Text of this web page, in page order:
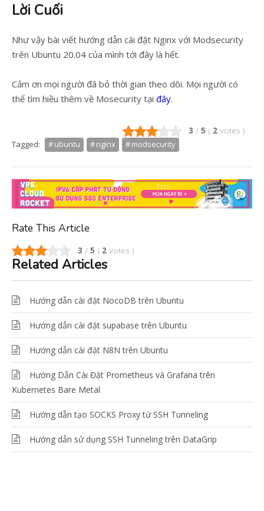
Lời Cuối
Như vậy bài viết hướng dẫn cài đặt Nginx với Modsecurity
trên Ubuntu 20.04 của mình tới đây là hết.
Cảm ơn mọi người đã bỏ thời gian theo dõi. Mọi người có
thể tìm hiều thêm về Mosecurity tại đây.
3 / 5 ( 2 votes )
Tagged:
ubuntu nginx modsecurity
Rate This Article
3 / 5 ( 2 votes )
Related Articles
Hướng dẫn cài đặt NocoDB trên Ubuntu
Hướng dẫn cài đặt supabase trên Ubuntu
Hướng dẫn cài đặt N8N trên Ubuntu
Hướng Dẫn Cài Đặt Prometheus và Grafana trên
Kubernetes Bare Metal
Hướng dẫn tạo SOCKS Proxy từ SSH Tunneling
Hướng dẫn sử dụng SSH Tunneling trên DataGrip